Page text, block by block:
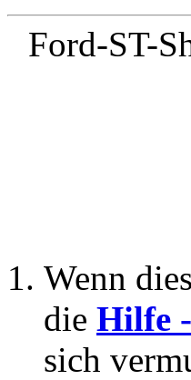
Ford-ST-
Wenn
die Hilfe
sich